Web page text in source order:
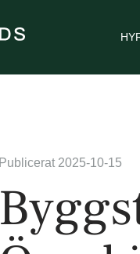
Publicerat 2025-10-15